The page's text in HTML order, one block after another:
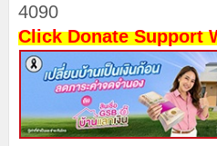
4090
Click Donate Support